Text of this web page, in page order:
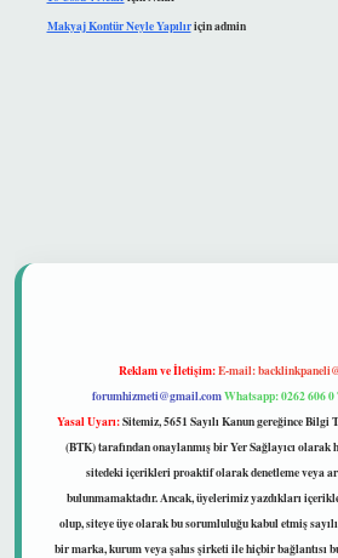
Makyaj Kontür Neyle Yapılıriçinadmin
Reklam ve İletişim:E-mail:
forumhizmeti@gmail.comWhatsapp: 0262 606 0
Yasal Uyarı:Sitemiz, 5651 Sayılı Kanun gereğince
(BTK) tarafından onaylanmış bir Yer Sağlayıcı olarak
sitedeki içerikleri proaktif olarak denetleme veya
bulunmamaktadır. Ancak, üyelerimiz yazdıkları
olup, siteye üye olarak bu sorumluluğu kabul etmiş
bir marka, kurum veya şahıs şirketi ile hiçbir bağlantısı